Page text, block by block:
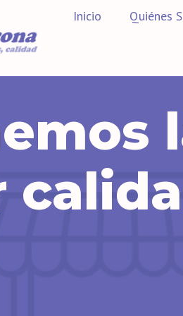
Inicio Quiénes